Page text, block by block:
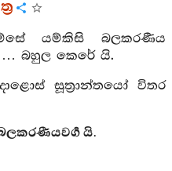
යම්කිසි බලකරණීය
… බහුල කෙරේ යි.
සූත්‍රාන්තයෝ විතර
යි.